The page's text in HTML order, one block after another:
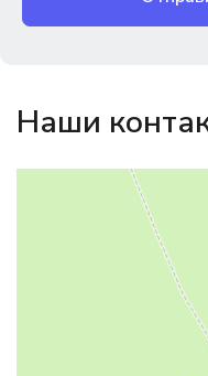
Наши
Магазин резинотехники
Резиновые и
Садовый инвентарь и